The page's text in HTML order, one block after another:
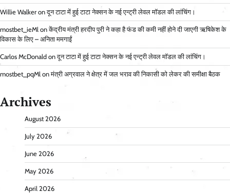
Willie Walker onदून टाटा में हुई टाटा नेक्सन के नई एन्ट्री लेवल मॉडल की लांचिंग।
mostbet_ieMl onकेंद्रीय मंत्री हरदीप पुरी ने कहा है फंड की कमी नहीं होने दी जाएगी ऋषिकेश के
विकास के लिए – अनिता ममगाईं
Carlos McDonald onदून टाटा में हुई टाटा नेक्सन के नई एन्ट्री लेवल मॉडल की लांचिंग।
mostbet_pqMl onमंत्री अग्रवाल ने क्षेत्र में जल भराव की निकासी को लेकर की समीक्षा बैठक
Archives
August 2026
July 2026
June 2026
May 2026
April 2026